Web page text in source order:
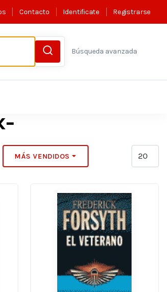
Contacto Identificate Registrarse
Búsqueda avanzada
MÁS VENDIDOS